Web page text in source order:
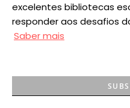
excelentes bibliotecas
responder aos desafios
Saber mais